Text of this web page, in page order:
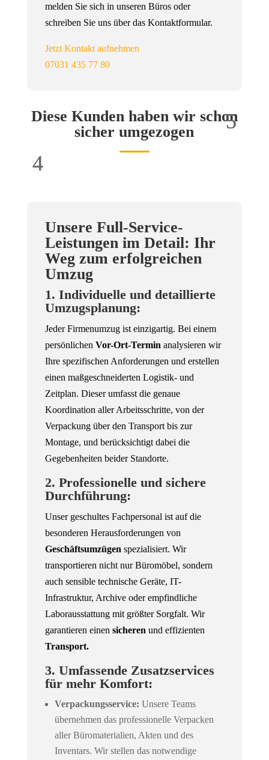
melden Sie sich in unseren Büros oder
schreiben Sie uns über das Kontaktformular.
Jetzt Kontakt aufnehmen
07031 435 77 80
Diese Kunden haben wir schon
sicher umgezogen
Unsere Full-Service-
Leistungen im Detail: Ihr
Weg zum erfolgreichen
Umzug
1. Individuelle und detaillierte
Umzugsplanung:
Jeder Firmenumzug ist einzigartig. Bei einem
persönlichen Vor-Ort-Termin analysieren wir
Ihre spezifischen Anforderungen und erstellen
einen maßgeschneiderten Logistik- und
Zeitplan. Dieser umfasst die genaue
Koordination aller Arbeitsschritte, von der
Verpackung über den Transport bis zur
Montage, und berücksichtigt dabei die
Gegebenheiten beider Standorte.
2. Professionelle und sichere
Durchführung:
Unser geschultes Fachpersonal ist auf die
besonderen Herausforderungen von
Geschäftsumzügen spezialisiert. Wir
transportieren nicht nur Büromöbel, sondern
auch sensible technische Geräte, IT-
Infrastruktur, Archive oder empfindliche
Laborausstattung mit größter Sorgfalt. Wir
garantieren einen sicheren und effizienten
Transport.
3. Umfassende Zusatzservices
für mehr Komfort:
Verpackungsservice: Unsere Teams
übernehmen das professionelle Verpacken
aller Büromaterialien, Akten und des
Inventars. Wir stellen das notwendige